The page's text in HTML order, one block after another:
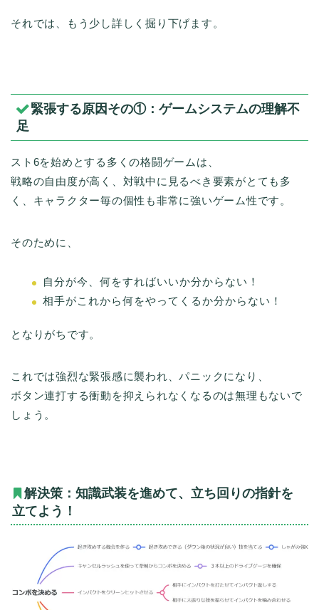
それでは、もう少し詳しく掘り下げます。
緊張する原因その①：ゲームシステムの理解不
足
スト6を始めとする多くの格闘ゲームは、
戦略の自由度が高く、対戦中に見るべき要素がとても多
く、キャラクター毎の個性も非常に強いゲーム性です。
そのために、
自分が今、何をすればいいか分からない！
相手がこれから何をやってくるか分からない！
となりがちです。
これでは強烈な緊張感に襲われ、パニックになり、
ボタン連打する衝動を抑えられなくなるのは無理もないで
しょう。
解決策：知識武装を進めて、立ち回りの指針を
立てよう！